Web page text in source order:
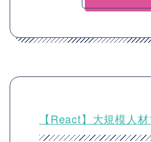
【React】大規模人